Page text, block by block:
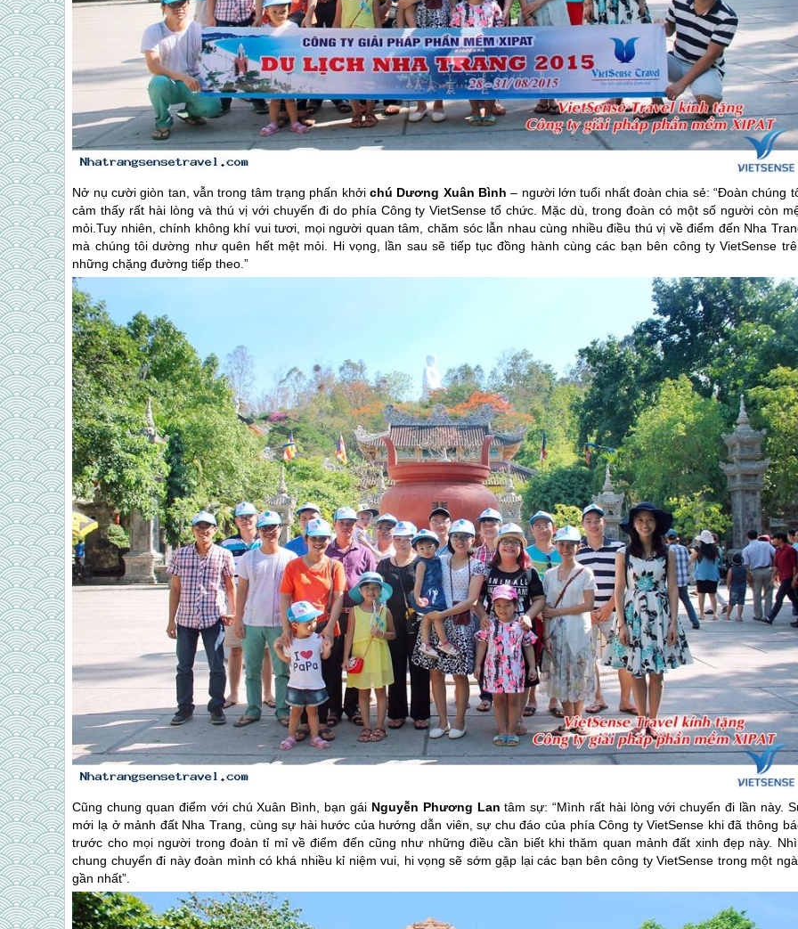
Nở nụ cười giòn tan, vẫn trong tâm trạng phấn khởichú Dương Xuân Bình – người lớn tuổi nhất đoàn chia sẻ: “Đoàn chúng
cảm thấy rất hài lòng và thú vị với chuyến đi do phía Công ty VietSense tổ chức. Mặc dù, trong đoàn có một số người còn
mỏi.Tuy nhiên, chính không khí vui tươi, mọi người quan tâm, chăm sóc lẫn nhau cùng nhiều điều thú vị về điểm đến Nha
mà chúng tôi dường như quên hết mệt mỏi. Hi vọng, lần sau sẽ tiếp tục đồng hành cùng các bạn bên công ty VietSense
những chặng đường tiếp theo.”
Cũng chung quan điểm với chú Xuân Bình, bạn gái Nguyễn Phương Lan tâm sự: “Mình rất hài lòng với chuyến đi lần này.
mới lạ ở mảnh đất Nha Trang , cùng sự hài hước của hướng dẫn viên, sự chu đáo của phía Công ty VietSense khi đã thông
trước cho mọi người trong đoàn tỉ mỉ về điểm đến cũng như những điều cần biết khi thăm quan mảnh đất xinh đẹp này.
chung chuyến đi này đoàn mình có khá nhiều kỉ niệm vui, hi vọng sẽ sớm gặp lại các bạn bên công ty VietSense trong một
gần nhất”.